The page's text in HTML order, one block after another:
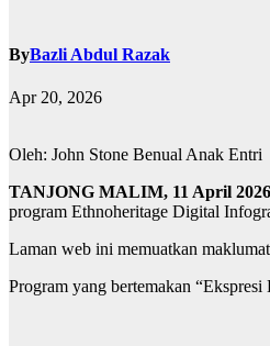
ByBazli Abdul Razak
Apr 20, 2026
Oleh: John Stone Benual Anak Entri
TANJONG MALIM, 11 April 2026
program Ethnoheritage Digital
Laman web ini memuatkan
Program yang bertemakan